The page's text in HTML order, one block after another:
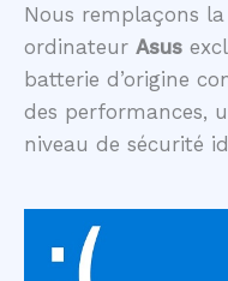
Nous remplaçons
ordinateur Asus
batterie d’origine
des performances,
niveau de sécurité